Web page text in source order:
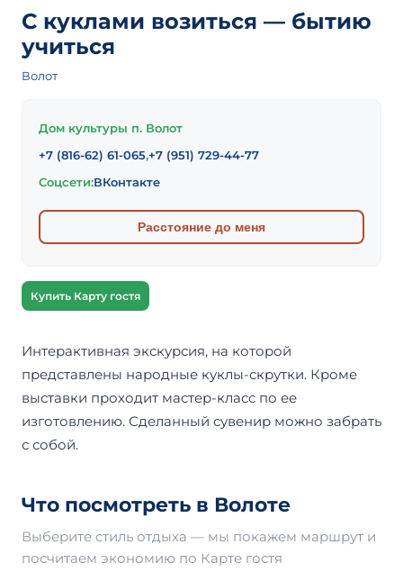
С куклами возиться — бытию
учиться
Волот
Дом культуры п. Волот
+7 (816-62) 61-065,+7 (951) 729-44-77
Соцсети:ВКонтакте
Расстояние до меня
Купить Карту гостя
Интерактивная экскурсия, на которой
представлены народные куклы-скрутки. Кроме
выставки проходит мастер-класс по ее
изготовлению. Сделанный сувенир можно забрать
с собой.
Что посмотреть в Волоте
Выберите стиль отдыха — мы покажем маршрут и
посчитаем экономию по Карте гостя